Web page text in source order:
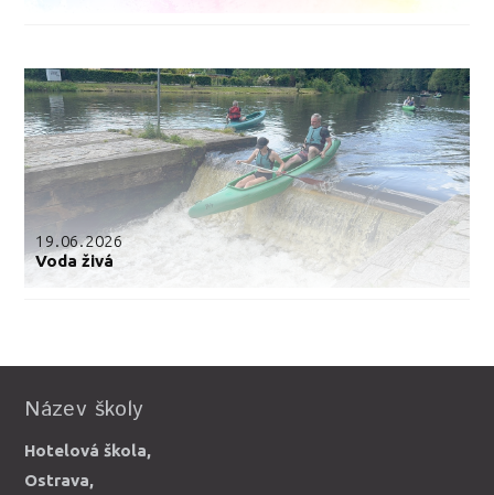
19.06.2026
Voda živá
Název školy
Hotelová škola,
Ostrava,